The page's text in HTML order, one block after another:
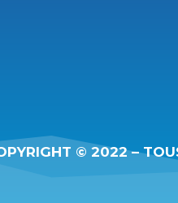
© 2022 –